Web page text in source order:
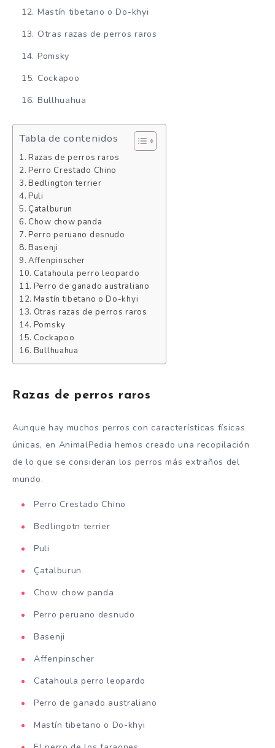
Mastín tibetano o Do-khyi
Otras razas de perros raros
Pomsky
Cockapoo
Bullhuahua
Tabla de contenidos
Razas de perros raros
Perro Crestado Chino
Bedlington terrier
Puli
Çatalburun
Chow chow panda
Perro peruano desnudo
Basenji
Affenpinscher
Catahoula perro leopardo
Perro de ganado australiano
Mastín tibetano o Do-khyi
Otras razas de perros raros
Pomsky
Cockapoo
Bullhuahua
Razas de perros raros
Aunque hay muchos perros con características físicas
únicas, en AnimalPedia hemos creado una recopilación
de lo que se consideran los perros más extraños del
mundo.
Perro Crestado Chino
Bedlingotn terrier
Puli
Çatalburun
Chow chow panda
Perro peruano desnudo
Basenji
Affenpinscher
Catahoula perro leopardo
Perro de ganado australiano
Mastín tibetano o Do-khyi